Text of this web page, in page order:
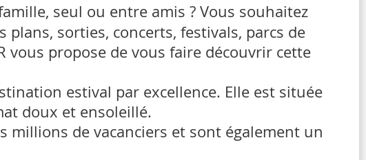
seul ou entre amis ? Vous souhaitez
sorties, concerts, festivals, parcs de
vous propose de vous faire découvrir cette
estival par excellence. Elle est située
doux et ensoleillé.
millions de vacanciers et sont également un